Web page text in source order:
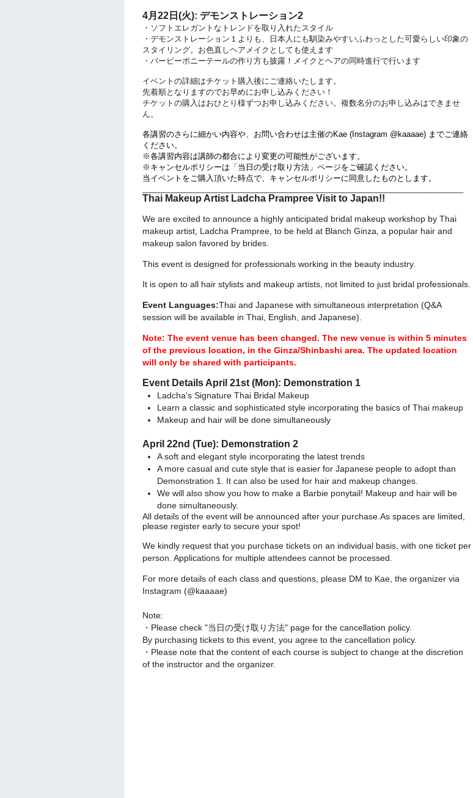
4月22日(火): デモンストレーション2
・ソフトエレガントなトレンドを取り入れたスタイル
・デモンストレーション１よりも、日本人にも馴染みやすいふわっとした可愛らしい印象の
スタイリング。お色直しヘアメイクとしても使えます
・バービーポニーテールの作り方も披露！メイクとヘアの同時進行で行います
イベントの詳細はチケット購入後にご連絡いたします。
先着順となりますのでお早めにお申し込みください！
チケットの購入はおひとり様ずつお申し込みください。複数名分のお申し込みはできませ
ん。
各講習のさらに細かい内容や、お問い合わせは主催のKae (Instagram @kaaaae) までご連絡
ください。
※各講習内容は講師の都合により変更の可能性がございます。
※キャンセルポリシーは「当日の受け取り方法」ページをご確認ください。
当イベントをご購入頂いた時点で、キャンセルポリシーに同意したものとします。
Thai Makeup Artist Ladcha Prampree Visit to Japan!!
We are excited to announce a highly anticipated bridal makeup workshop by Thai
makeup artist, Ladcha Prampree, to be held at Blanch Ginza, a popular hair and
makeup salon favored by brides.
This event is designed for professionals working in the beauty industry.
It is open to all hair stylists and makeup artists, not limited to just bridal professionals.
Event Languages:Thai and Japanese with simultaneous interpretation (Q&A
session will be available in Thai, English, and Japanese).
Note: The event venue has been changed. The new venue is within 5 minutes
of the previous location, in the Ginza/Shinbashi area. The updated location
will only be shared with participants.
Event Details April 21st (Mon): Demonstration 1
Ladcha's Signature Thai Bridal Makeup
Learn a classic and sophisticated style incorporating the basics of Thai makeup
Makeup and hair will be done simultaneously
April 22nd (Tue): Demonstration 2
A soft and elegant style incorporating the latest trends
A more casual and cute style that is easier for Japanese people to adopt than
Demonstration 1. It can also be used for hair and makeup changes.
We will also show you how to make a Barbie ponytail! Makeup and hair will be
done simultaneously.
All details of the event will be announced after your purchase.As spaces are limited,
please register early to secure your spot!
We kindly request that you purchase tickets on an individual basis, with one ticket per
person. Applications for multiple attendees cannot be processed.
For more details of each class and questions, please DM to Kae, the organizer via
Instagram (@kaaaae)
Note:
・Please check "当日の受け取り方法" page for the cancellation policy.
By purchasing tickets to this event, you agree to the cancellation policy.
・Please note that the content of each course is subject to change at the discretion
of the instructor and the organizer.